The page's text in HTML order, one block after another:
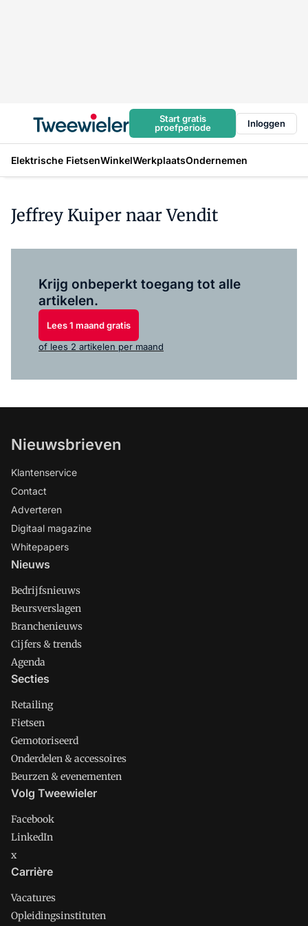
Start gratis
proefperiode
Inloggen
Elektrische FietsenWinkelWerkplaatsOndernemen
Jeffrey Kuiper naar Vendit
Krijg onbeperkt toegang tot alle
artikelen.
Lees 1 maand gratis
of lees 2 artikelen per maand
Nieuwsbrieven
Klantenservice
Contact
Adverteren
Digitaal magazine
Whitepapers
Nieuws
Bedrijfsnieuws
Beursverslagen
Branchenieuws
Cijfers & trends
Agenda
Secties
Retailing
Fietsen
Gemotoriseerd
Onderdelen & accessoires
Beurzen & evenementen
Volg Tweewieler
Facebook
LinkedIn
x
Carrière
Vacatures
Opleidingsinstituten